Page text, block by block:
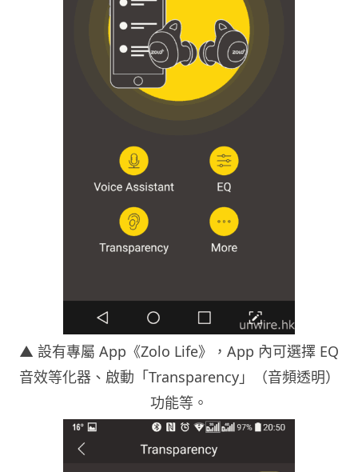
▲ 設有專屬 App《Zolo Life》，App 內可選擇 EQ
音效等化器、啟動「Transparency」（音頻透明）
功能等。